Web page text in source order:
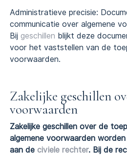
Administratieve precisie:
communicatie over algemene
Bij geschillen blijkt deze
voor het vaststellen van de
voorwaarden.
Zakelijke geschillen
voorwaarden
Zakelijke geschillen over de
algemene voorwaarden
aan de civiele rechter. Bij de